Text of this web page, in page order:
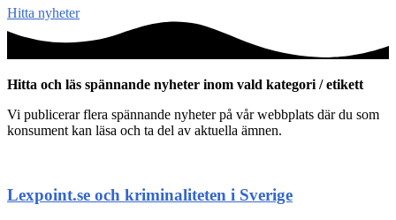
Hitta nyheter
Hitta och läs spännande nyheter inom vald kategori / etikett
Vi publicerar flera spännande nyheter på vår webbplats där du som
konsument kan läsa och ta del av aktuella ämnen.
Lexpoint.se och kriminaliteten i Sverige